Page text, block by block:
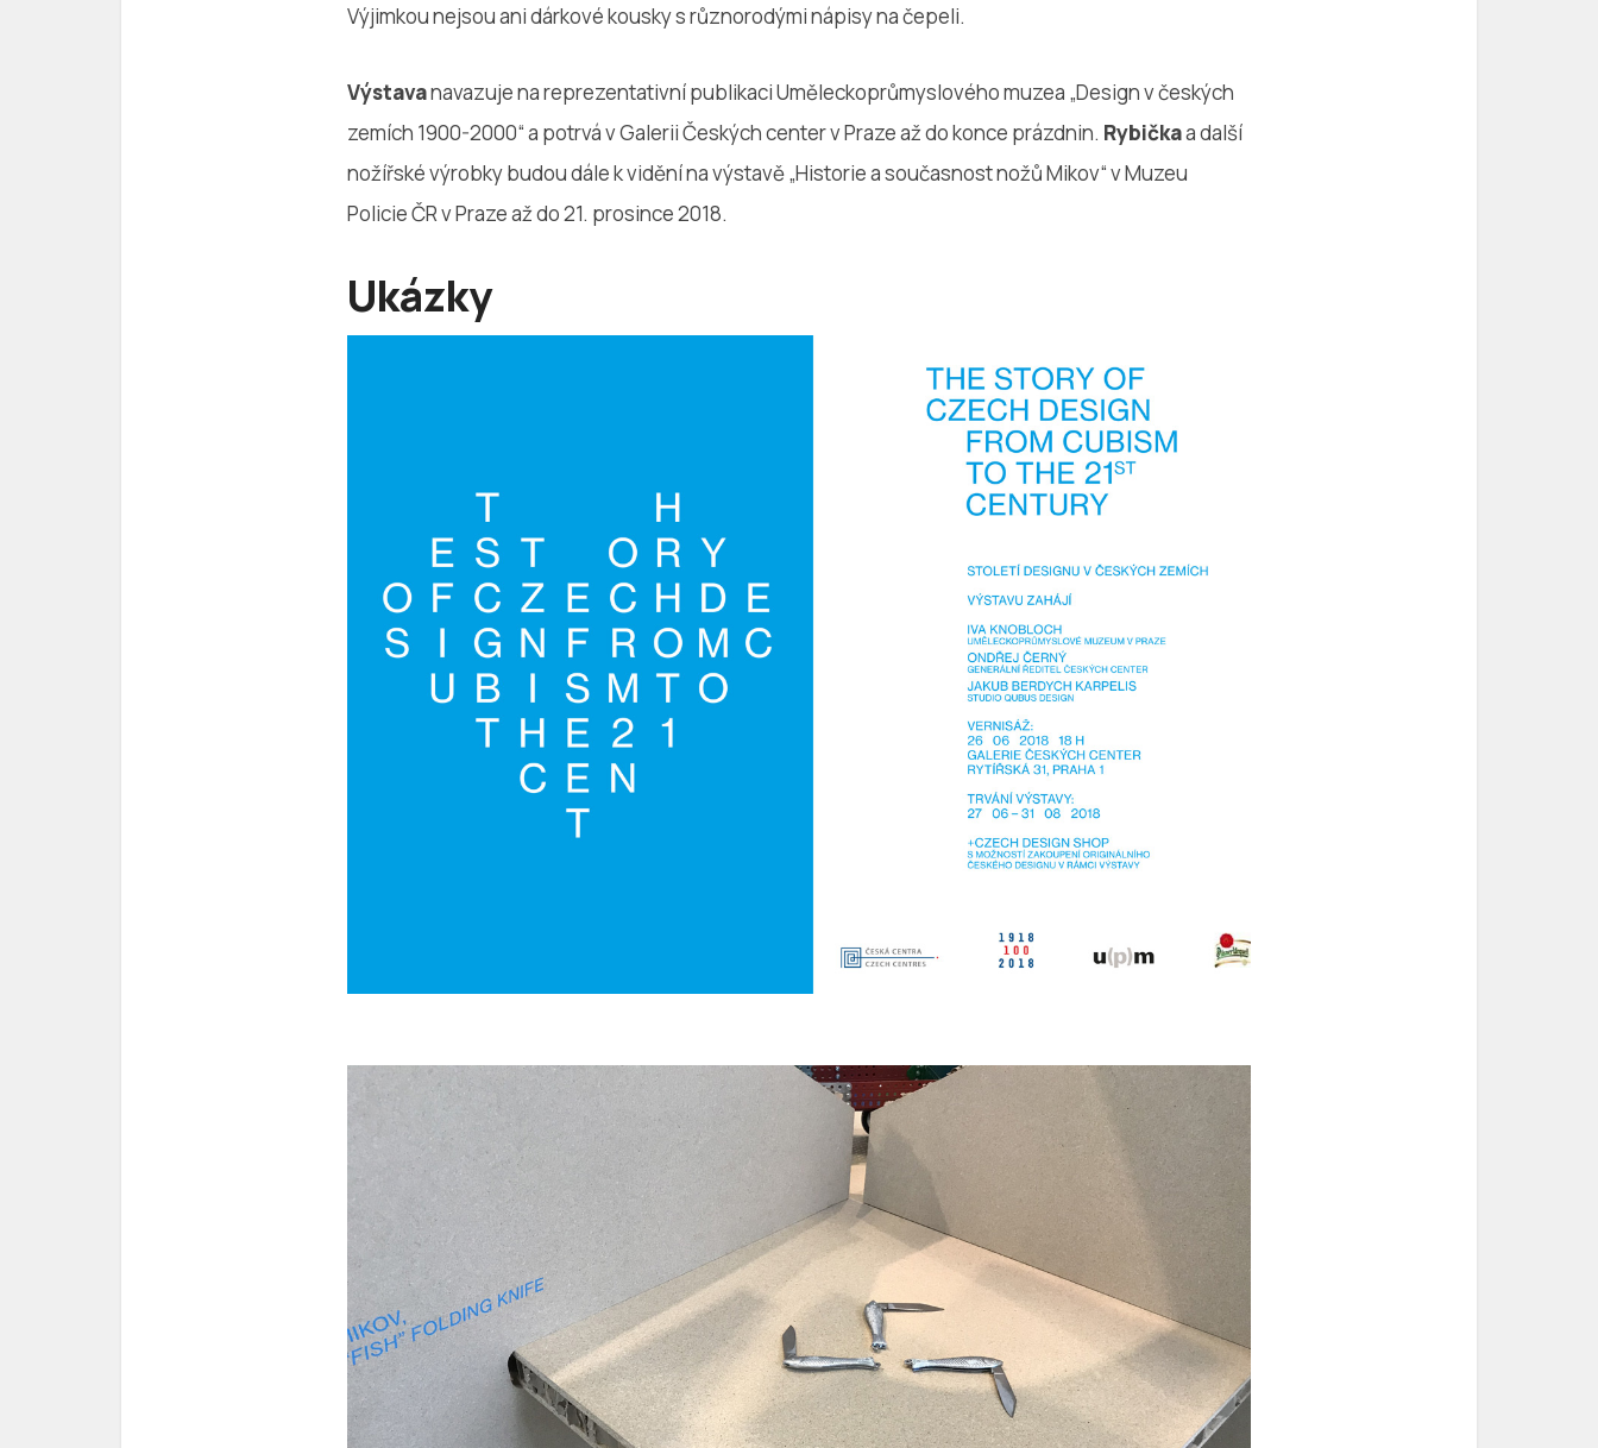
Výjimkou nejsou ani dárkové kousky s různorodými nápisy na čepeli.
Výstavanavazuje na reprezentativní publikaci Uměleckoprůmyslového muzea „Design v českých
zemích 1900-2000“ a potrvá v Galerii Českých center v Praze až do konce prázdnin. Rybičkaa další
nožířské výrobky budou dále k vidění na výstavě „Historie a současnost nožů Mikov“ v Muzeu
Policie ČR v Praze až do 21. prosince 2018.
Ukázky